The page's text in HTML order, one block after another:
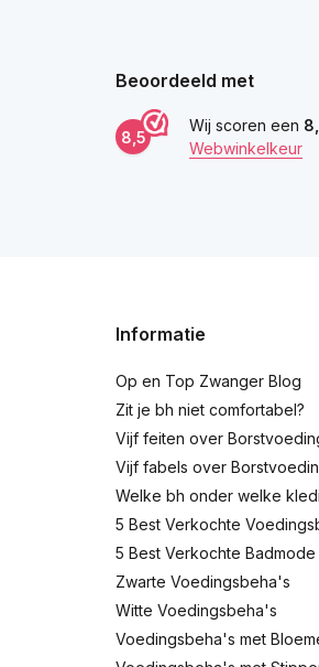
Beoordeeld met
8,5
Wij scoren een
Webwinkelkeur
Informatie
Op en Top Zwanger Blog
Zit je bh niet comfortabel?
Vijf feiten over
Vijf fabels over
Welke bh onder welke
5 Best Verkochte
5 Best Verkochte Badmode
Zwarte Voedingsbeha's
Witte Voedingsbeha's
Voedingsbeha's met